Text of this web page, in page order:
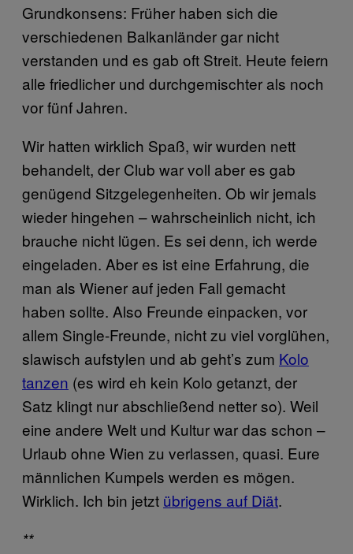
Grundkonsens: Früher haben sich die
verschiedenen Balkanländer gar nicht
verstanden und es gab oft Streit. Heute feiern
alle friedlicher und durchgemischter als noch
vor fünf Jahren.
Wir hatten wirklich Spaß, wir wurden nett
behandelt, der Club war voll aber es gab
genügend Sitzgelegenheiten. Ob wir jemals
wieder hingehen – wahrscheinlich nicht, ich
brauche nicht lügen. Es sei denn, ich werde
eingeladen. Aber es ist eine Erfahrung, die
man als Wiener auf jeden Fall gemacht
haben sollte. Also Freunde einpacken, vor
allem Single-Freunde, nicht zu viel vorglühen,
slawisch aufstylen und ab geht’s zum Kolo
tanzen (es wird eh kein Kolo getanzt, der
Satz klingt nur abschließend netter so). Weil
eine andere Welt und Kultur war das schon –
Urlaub ohne Wien zu verlassen, quasi. Eure
männlichen Kumpels werden es mögen.
Wirklich. Ich bin jetzt übrigens auf Diät.
**